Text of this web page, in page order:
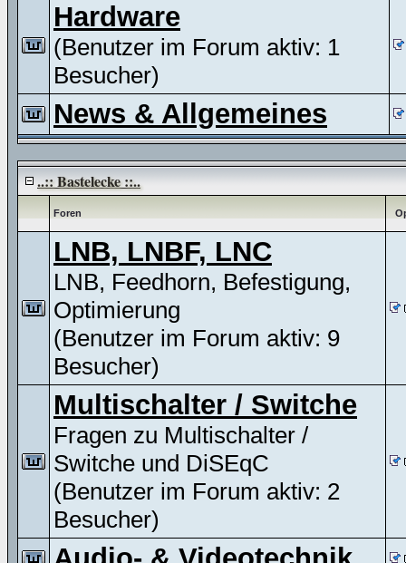
Hardware
(Benutzer im Forum aktiv: 1
Besucher)
News & Allgemeines
..:: Bastelecke ::..
Foren
LNB, LNBF, LNC
LNB, Feedhorn, Befestigung,
Optimierung
(Benutzer im Forum aktiv: 9
Besucher)
Multischalter / Switche
Fragen zu Multischalter /
Switche und DiSEqC
(Benutzer im Forum aktiv: 2
Besucher)